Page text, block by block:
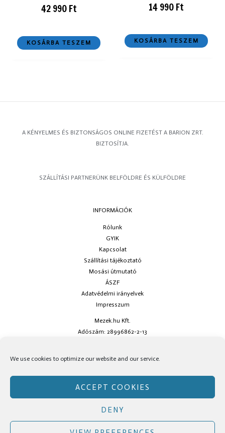
We use cookies to optimize our website and our service.
ACCEPT COOKIES
DENY
42 990Ft
KOSÁRBA TESZEM
14 990Ft
KOSÁRBA TESZEM
A KÉNYELMES ÉS BIZTONSÁGOS ONLINE FIZETÉST A BARION ZRT.
BIZTOSÍTJA.
SZÁLLÍTÁSI PARTNERÜNK BELFÖLDRE ÉS KÜLFÖLDRE
INFORMÁCIÓK
Rólunk
GYIK
Kapcsolat
Szállítási tájékoztató
Mosási útmutató
ÁSZF
Adatvédelmi irányelvek
Impresszum
Mezek.hu Kft.
Adószám: 28996862-2-13
social oldalainkon!
Copyright © Mezek.hu 2026 Mezek.hu
Facebook Instagram